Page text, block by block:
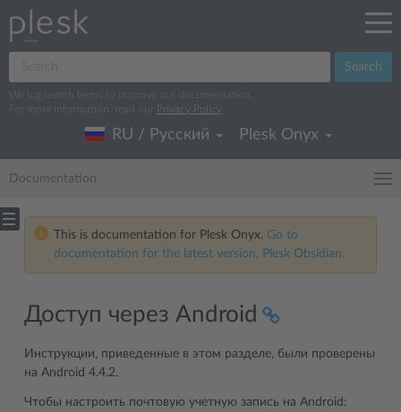
Search
We log search terms to improve our documentation.
For more information, read our
Privacy Policy
RU / Русский Plesk Onyx
Documentation
This is documentation for Plesk Onyx. Go to
documentation for the latest version, Plesk Obsidian.
Доступ через Android
Инструкции, приведенные в этом разделе, были проверены
на Android 4.4.2.
Чтобы настроить почтовую учетную запись на Android: